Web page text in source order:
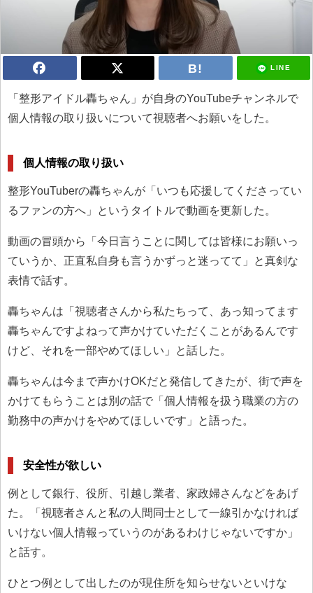
LINE
「整形アイドル轟ちゃん」が自身のYouTubeチャンネルで
個人情報の取り扱いについて視聴者へお願いをした。
個人情報の取り扱い
整形YouTuberの轟ちゃんが「いつも応援してくださってい
るファンの方へ」というタイトルで動画を更新した。
動画の冒頭から「今日言うことに関しては皆様にお願いっ
ていうか、正直私自身も言うかずっと迷ってて」と真剣な
表情で話す。
轟ちゃんは「視聴者さんから私たちって、あっ知ってます
轟ちゃんですよねって声かけていただくことがあるんです
けど、それを一部やめてほしい」と話した。
轟ちゃんは今まで声かけOKだと発信してきたが、街で声を
かけてもらうことは別の話で「個人情報を扱う職業の方の
勤務中の声かけをやめてほしいです」と語った。
安全性が欲しい
例として銀行、役所、引越し業者、家政婦さんなどをあげ
た。「視聴者さんと私の人間同士として一線引かなければ
いけない個人情報っていうのがあるわけじゃないですか」
と話す。
ひとつ例として出したのが現住所を知らせないといけな